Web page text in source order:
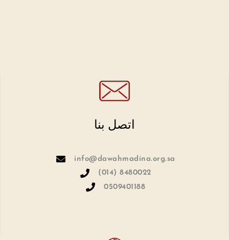
اتصل بنا
info@dawahmadina.org.sa
(014) 8480022
0509401188